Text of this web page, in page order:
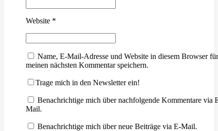
Website *
Name, E-Mail-Adresse und Website in diesem Browser für
meinen nächsten Kommentar speichern.
Trage mich in den Newsletter ein!
Benachrichtige mich über nachfolgende Kommentare via
Mail.
Benachrichtige mich über neue Beiträge via E-Mail.